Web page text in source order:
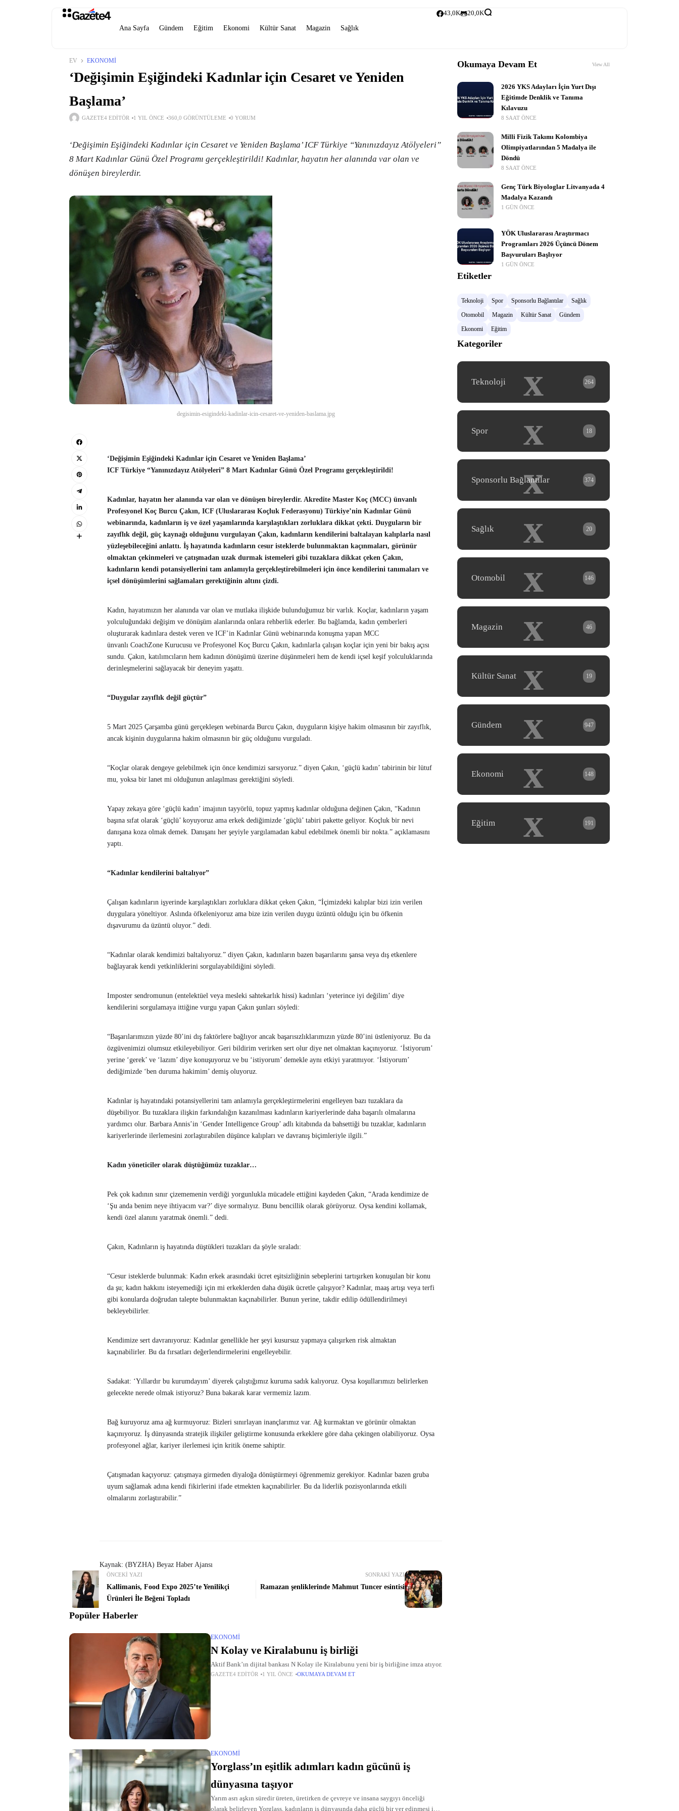
Ana Sayfa Gündem Eğitim Ekonomi Kültür Sanat Magazin Sağlık
43,0K 20,0K
EV EKONOMI
‘Değişimin Eşiğindeki Kadınlar için Cesaret ve Yeniden
Başlama’
GAZETE4 EDITÖR 1 YIL ÖNCE 360,0 GÖRÜNTÜLEME 0 YORUM
‘Değişimin Eşiğindeki Kadınlar için Cesaret ve Yeniden Başlama’ ICF Türkiye “Yanınızdayız Atölyeleri”
8 Mart Kadınlar Günü Özel Programı gerçekleştirildi! Kadınlar, hayatın her alanında var olan ve
dönüşen bireylerdir.
degisimin-esigindeki-kadinlar-icin-cesaret-ve-yeniden-baslama.jpg
‘Değişimin Eşiğindeki Kadınlar için Cesaret ve Yeniden Başlama’
ICF Türkiye “Yanınızdayız Atölyeleri” 8 Mart Kadınlar Günü Özel Programı gerçekleştirildi!
Kadınlar, hayatın her alanında var olan ve dönüşen bireylerdir. Akredite Master Koç (MCC) ünvanlı
Profesyonel Koç Burcu Çakın, ICF (Uluslararası Koçluk Federasyonu) Türkiye’nin Kadınlar Günü
webinarında, kadınların iş ve özel yaşamlarında karşılaştıkları zorluklara dikkat çekti. Duyguların bir
zayıflık değil, güç kaynağı olduğunu vurgulayan Çakın, kadınların kendilerini baltalayan kalıplarla nasıl
yüzleşebileceğini anlattı. İş hayatında kadınların cesur isteklerde bulunmaktan kaçınmaları, görünür
olmaktan çekinmeleri ve çatışmadan uzak durmak istemeleri gibi tuzaklara dikkat çeken Çakın,
kadınların kendi potansiyellerini tam anlamıyla gerçekleştirebilmeleri için önce kendilerini tanımaları ve
içsel dönüşümlerini sağlamaları gerektiğinin altını çizdi.
Kadın, hayatımızın her alanında var olan ve mutlaka ilişkide bulunduğumuz bir varlık. Koçlar, kadınların yaşam
yolculuğundaki değişim ve dönüşüm alanlarında onlara rehberlik ederler. Bu bağlamda, kadın çemberleri
oluşturarak kadınlara destek veren ve ICF’in Kadınlar Günü webinarında konuşma yapan MCC
ünvanlı CoachZone Kurucusu ve Profesyonel Koç Burcu Çakın, kadınlarla çalışan koçlar için yeni bir bakış açısı
sundu. Çakın, katılımcıların hem kadının dönüşümü üzerine düşünmeleri hem de kendi içsel keşif yolculuklarında
derinleşmelerini sağlayacak bir deneyim yaşattı.
“Duygular zayıflık değil güçtür”
5 Mart 2025 Çarşamba günü gerçekleşen webinarda Burcu Çakın, duyguların kişiye hakim olmasının bir zayıflık,
ancak kişinin duygularına hakim olmasının bir güç olduğunu vurguladı.
“Koçlar olarak dengeye gelebilmek için önce kendimizi sarsıyoruz.” diyen Çakın, ‘güçlü kadın’ tabirinin bir lütuf
mu, yoksa bir lanet mi olduğunun anlaşılması gerektiğini söyledi.
Yapay zekaya göre ‘güçlü kadın’ imajının tayyörlü, topuz yapmış kadınlar olduğuna değinen Çakın, “Kadının
başına sıfat olarak ‘güçlü’ koyuyoruz ama erkek dediğimizde ‘güçlü’ tabiri pakette geliyor. Koçluk bir nevi
danışana koza olmak demek. Danışanı her şeyiyle yargılamadan kabul edebilmek önemli bir nokta.” açıklamasını
yaptı.
“Kadınlar kendilerini baltalıyor”
Çalışan kadınların işyerinde karşılaştıkları zorluklara dikkat çeken Çakın, “İçimizdeki kalıplar bizi izin verilen
duygulara yöneltiyor. Aslında öfkeleniyoruz ama bize izin verilen duygu üzüntü olduğu için bu öfkenin
dışavurumu da üzüntü oluyor.” dedi.
“Kadınlar olarak kendimizi baltalıyoruz.” diyen Çakın, kadınların bazen başarılarını şansa veya dış etkenlere
bağlayarak kendi yetkinliklerini sorgulayabildiğini söyledi.
Imposter sendromunun (entelektüel veya mesleki sahtekarlık hissi) kadınları ‘yeterince iyi değilim’ diye
kendilerini sorgulamaya ittiğine vurgu yapan Çakın şunları söyledi:
“Başarılarımızın yüzde 80’ini dış faktörlere bağlıyor ancak başarısızlıklarımızın yüzde 80’ini üstleniyoruz. Bu da
özgüvenimizi olumsuz etkileyebiliyor. Geri bildirim verirken sert olur diye net olmaktan kaçınıyoruz. ‘İstiyorum’
yerine ‘gerek’ ve ‘lazım’ diye konuşuyoruz ve bu ‘istiyorum’ demekle aynı etkiyi yaratmıyor. ‘İstiyorum’
dediğimizde ‘ben duruma hakimim’ demiş oluyoruz.
Kadınlar iş hayatındaki potansiyellerini tam anlamıyla gerçekleştirmelerini engelleyen bazı tuzaklara da
düşebiliyor. Bu tuzaklara ilişkin farkındalığın kazanılması kadınların kariyerlerinde daha başarılı olmalarına
yardımcı olur. Barbara Annis’in ‘Gender Intelligence Group’ adlı kitabında da bahsettiği bu tuzaklar, kadınların
kariyerlerinde ilerlemesini zorlaştırabilen düşünce kalıpları ve davranış biçimleriyle ilgili.”
Kadın yöneticiler olarak düştüğümüz tuzaklar…
Pek çok kadının sınır çizememenin verdiği yorgunlukla mücadele ettiğini kaydeden Çakın, “Arada kendimize de
‘Şu anda benim neye ihtiyacım var?’ diye sormalıyız. Bunu bencillik olarak görüyoruz. Oysa kendini kollamak,
kendi özel alanını yaratmak önemli.” dedi.
Çakın, Kadınların iş hayatında düştükleri tuzakları da şöyle sıraladı:
“Cesur isteklerde bulunmak: Kadın erkek arasındaki ücret eşitsizliğinin sebeplerini tartışırken konuşulan bir konu
da şu; kadın hakkını isteyemediği için mi erkeklerden daha düşük ücretle çalışıyor? Kadınlar, maaş artışı veya terfi
gibi konularda doğrudan talepte bulunmaktan kaçınabilirler. Bunun yerine, takdir edilip ödüllendirilmeyi
bekleyebilirler.
Kendimize sert davranıyoruz: Kadınlar genellikle her şeyi kusursuz yapmaya çalışırken risk almaktan
kaçınabilirler. Bu da fırsatları değerlendirmelerini engelleyebilir.
Sadakat: ‘Yıllardır bu kurumdayım’ diyerek çalıştığımız kuruma sadık kalıyoruz. Oysa koşullarımızı belirlerken
gelecekte nerede olmak istiyoruz? Buna bakarak karar vermemiz lazım.
Bağ kuruyoruz ama ağ kurmuyoruz: Bizleri sınırlayan inançlarımız var. Ağ kurmaktan ve görünür olmaktan
kaçınıyoruz. İş dünyasında stratejik ilişkiler geliştirme konusunda erkeklere göre daha çekingen olabiliyoruz. Oysa
profesyonel ağlar, kariyer ilerlemesi için kritik öneme sahiptir.
Çatışmadan kaçıyoruz: çatışmaya girmeden diyaloğa dönüştürmeyi öğrenmemiz gerekiyor. Kadınlar bazen gruba
uyum sağlamak adına kendi fikirlerini ifade etmekten kaçınabilirler. Bu da liderlik pozisyonlarında etkili
olmalarını zorlaştırabilir.”
Kaynak: (BYZHA) Beyaz Haber Ajansı
ÖNCEKI YAZI
Kallimanis, Food Expo 2025’te Yenilikçi
Ürünleri İle Beğeni Topladı
SONRAKI YAZI
Ramazan şenliklerinde Mahmut Tuncer esintisi
Popüler Haberler
EKONOMI
N Kolay ve Kiralabunu iş birliği
Aktif Bank’ın dijital bankası N Kolay ile Kiralabunu yeni bir iş birliğine imza atıyor.
GAZETE4 EDITÖR 1 YIL ÖNCE OKUMAYA DEVAM ET
EKONOMI
Yorglass’ın eşitlik adımları kadın gücünü iş
dünyasına taşıyor
Yarım asrı aşkın süredir üreten, üretirken de çevreye ve insana saygıyı önceliği
olarak belirleyen Yorglass, kadınların iş dünyasında daha güçlü bir yer edinmesi için
Okumaya Devam Et View All
2026 YKS Adayları İçin Yurt Dışı
Eğitimde Denklik ve Tanıma
Kılavuzu
8 SAAT ÖNCE
Milli Fizik Takımı Kolombiya
Olimpiyatlarından 5 Madalya ile
Döndü
8 SAAT ÖNCE
Genç Türk Biyologlar Litvanyada 4
Madalya Kazandı
1 GÜN ÖNCE
YÖK Uluslararası Araştırmacı
Programları 2026 Üçüncü Dönem
Başvuruları Başlıyor
1 GÜN ÖNCE
Etiketler
Teknoloji Spor Sponsorlu Bağlantılar
Sağlık
Otomobil
Magazin Kültür Sanat
Gündem
Ekonomi
Eğitim
Kategoriler
x
Teknoloji 264
x
Spor 18
x
Sponsorlu Bağlantılar 374
x
Sağlık 20
x
Otomobil 146
x
Magazin 46
x
Kültür Sanat 19
x
Gündem 947
x
Ekonomi 148
x
Eğitim 191